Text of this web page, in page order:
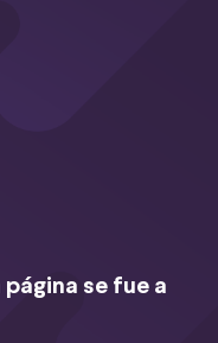
página se fue a